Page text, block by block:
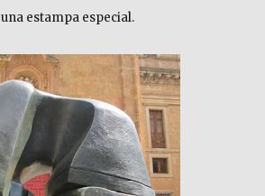
estampa especial.